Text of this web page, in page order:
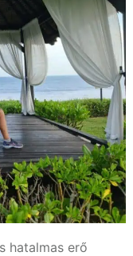
hatalmas erő